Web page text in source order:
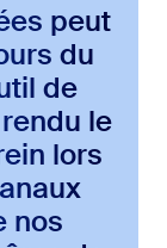
peut
du
de
le
lors
nos